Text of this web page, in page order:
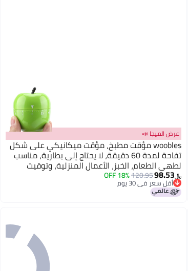
عرض الميجا 📣
woobles مؤقت مطبخ، مؤقت ميكانيكي على شكل
تفاحة لمدة 60 دقيقة، لا يحتاج إلى بطارية، مناسب
لطهي الطعام، الخبز، الأعمال المنزلية، وتوقيت
المختبرات.
﷼‏98.53
120.95
18% OFF
أقل سعر في 30 يوم
أقل سعر في 30 يوم